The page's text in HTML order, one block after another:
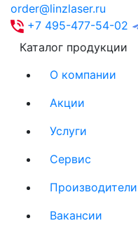
order@linzlaser.ru
+7 495-477-54-02
Каталог продукции
О компании
Акции
Услуги
Сервис
Производители
Вакансии